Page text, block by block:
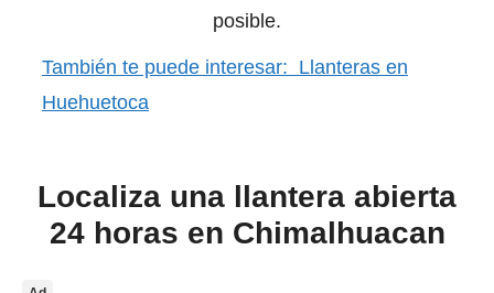
posible.
También te puede interesar: Llanteras en
Huehuetoca
Localiza una llantera abierta
24 horas en Chimalhuacan